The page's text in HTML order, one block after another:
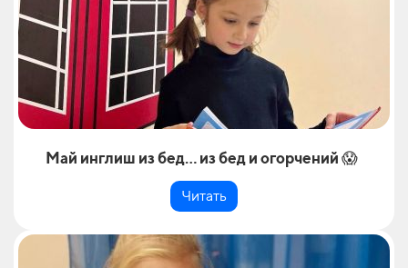
Май инглиш из бед… из бед и огорчений 😱
Читать